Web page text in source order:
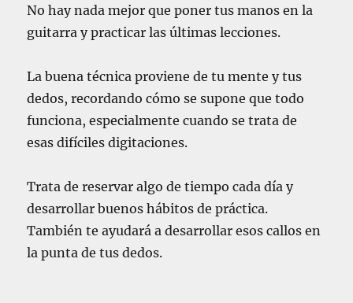
No hay nada mejor que poner tus manos en la
guitarra y practicar las últimas lecciones.
La buena técnica proviene de tu mente y tus
dedos, recordando cómo se supone que todo
funciona, especialmente cuando se trata de
esas difíciles digitaciones.
Trata de reservar algo de tiempo cada día y
desarrollar buenos hábitos de práctica.
También te ayudará a desarrollar esos callos en
la punta de tus dedos.